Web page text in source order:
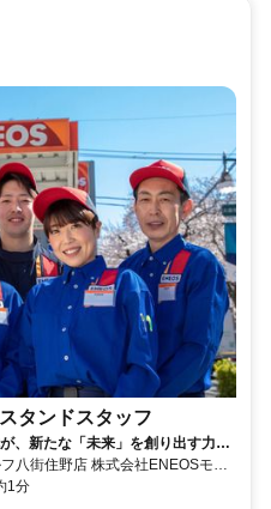
タンドスタッフ
、新たな「未来」を創り出す力に
八街住野店 株式会社ENEOSモビ
1分